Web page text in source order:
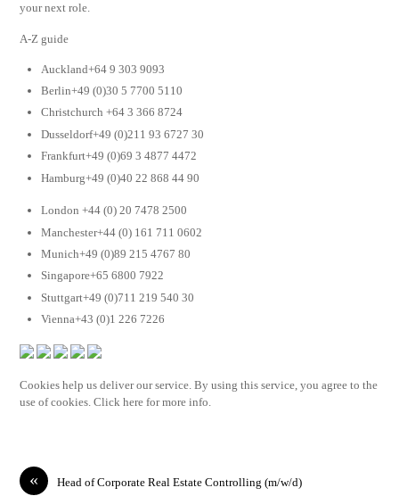
your next role.
A-Z guide
Auckland+64 9 303 9093
Berlin+49 (0)30 5 7700 5110
Christchurch +64 3 366 8724
Dusseldorf+49 (0)211 93 6727 30
Frankfurt+49 (0)69 3 4877 4472
Hamburg+49 (0)40 22 868 44 90
London +44 (0) 20 7478 2500
Manchester+44 (0) 161 711 0602
Munich+49 (0)89 215 4767 80
Singapore+65 6800 7922
Stuttgart+49 (0)711 219 540 30
Vienna+43 (0)1 226 7226
Cookies help us deliver our service. By using this service, you agree to the
use of cookies. Click here for more info.
« Head of Corporate Real Estate Controlling (m/w/d)